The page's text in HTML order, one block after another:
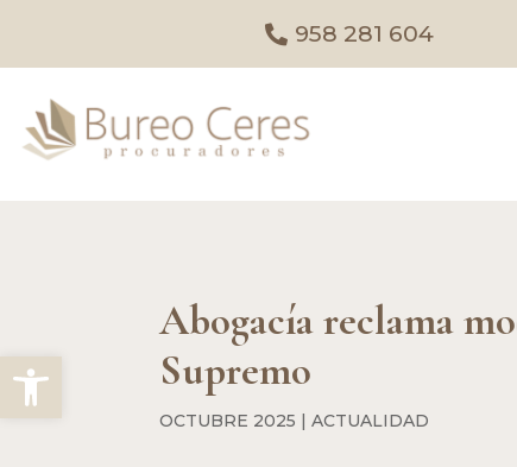
Abrir barra de herramientas
958 281 604
Abogacía reclama
Supremo
OCTUBRE 2025 |ACTUALIDAD